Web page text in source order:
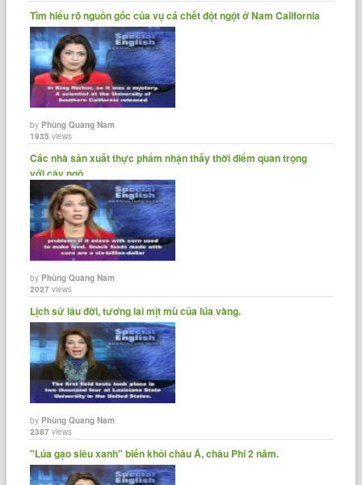
Tìm hiểu rõ nguồn gốc của vụ cá chết đột ngột ở Nam California
byPhùng Quang Nam
1935 views
Các nhà sản xuất thực phẩm nhận thấy thời điểm quan trọng
với cây ngô......
byPhùng Quang Nam
2027 views
Lịch sử lâu đời, tương lai mịt mù của lúa vàng.
byPhùng Quang Nam
2387 views
"Lúa gạo siêu xanh" biến khỏi châu Á, châu Phi 2 năm.